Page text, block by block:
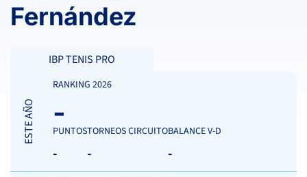
Fernández
IBP TENIS PRO
ESTE AÑO
RANKING 2026
-
PUNTOS
-
TORNEOS CIRCUITO
-
BALANCE V-D
-